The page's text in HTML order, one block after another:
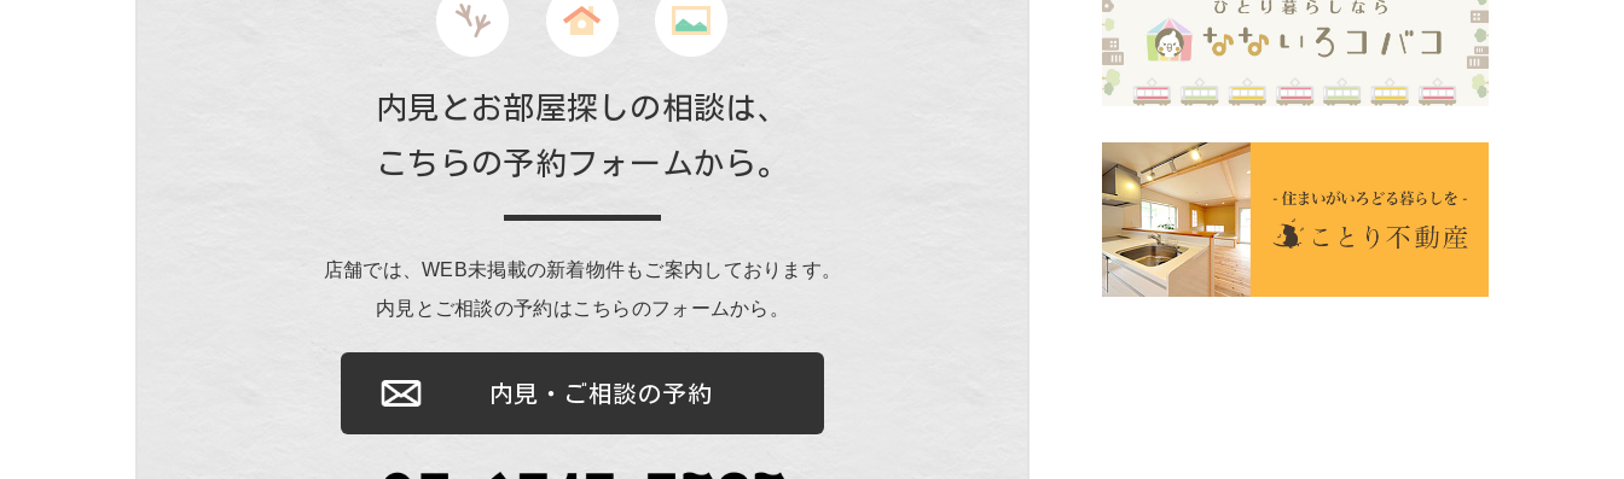
内見とお部屋探しの相談は、
こちらの予約フォームから。
店舗では、WEB未掲載の新着物件もご案内しております。
内見とご相談の予約はこちらのフォームから。
内見・ご相談の予約